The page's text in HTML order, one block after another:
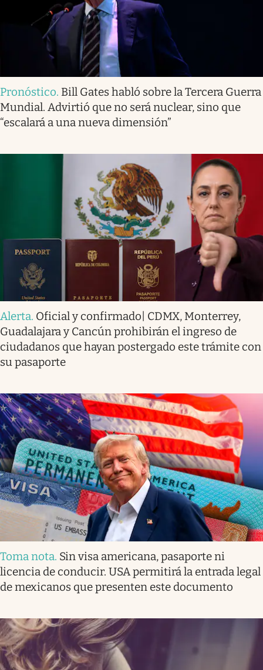
Pronóstico. Bill Gates habló sobre la Tercera Guerra
Mundial. Advirtió que no será nuclear, sino que
“escalará a una nueva dimensión”
Alerta. Oficial y confirmado| CDMX, Monterrey,
Guadalajara y Cancún prohibirán el ingreso de
ciudadanos que hayan postergado este trámite con
su pasaporte
Toma nota. Sin visa americana, pasaporte ni
licencia de conducir. USA permitirá la entrada legal
de mexicanos que presenten este documento